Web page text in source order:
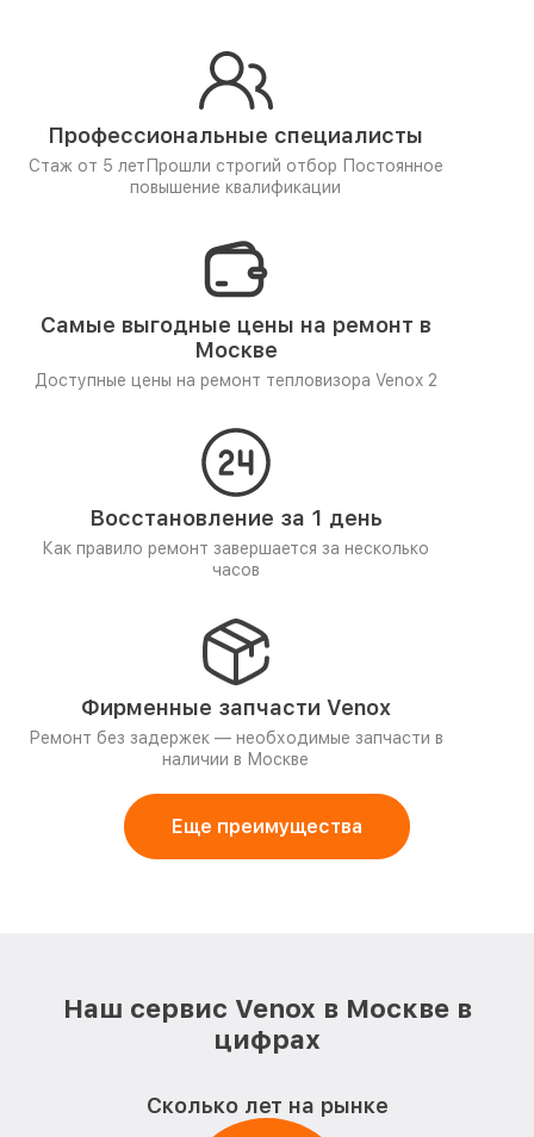
Профессиональные специалисты
Стаж от 5 лет Прошли строгий отбор Постоянное
повышение квалификации
Самые выгодные цены на ремонт в
Москве
Доступные цены на ремонт тепловизора Venox 2
Восстановление за 1 день
Как правило ремонт завершается за несколько
часов
Фирменные запчасти Venox
Ремонт без задержек — необходимые запчасти в
наличии в Москве
Еще преимущества
Наш сервис Venox в Москве в
цифрах
Сколько лет на рынке